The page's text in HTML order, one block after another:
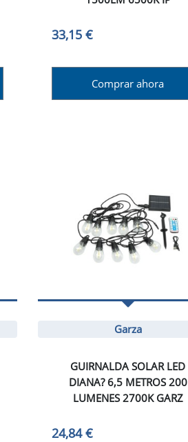
33,15 €
Comprar ahora
Garza
GUIRNALDA SOLAR LED
DIANA? 6,5 METROS 200
LUMENES 2700K GARZ
24,84 €